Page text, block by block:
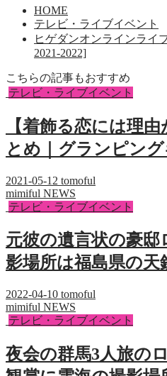
HOME
テレビ・ライブイベント
ヒゲダンオンラインライ
2021-2022]
こちらの記事もおすすめ
テレビ・ライブイベント
【着飾る恋には理
とめ｜グランピン
2021-05-12 tomoful
mimiful NEWS
テレビ・ライブイベント
元彼の遺言状の豪
影場所は福島県の天
2022-04-10 tomoful
mimiful NEWS
テレビ・ライブイベント
夜会の群馬3人旅の